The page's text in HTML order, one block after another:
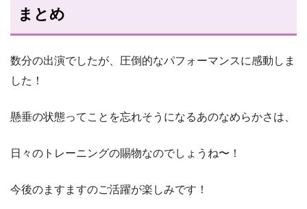
まとめ
数分の出演でしたが、圧倒的なパフォーマンスに感動しま
した！
懸垂の状態ってことを忘れそうになるあのなめらかさは、
日々のトレーニングの賜物なのでしょうね〜！
今後のますますのご活躍が楽しみです！